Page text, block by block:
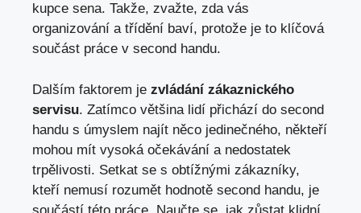
kupce sena. Takže, zvažte, zda vás
organizování a třídění baví, protože je to klíčová
součást práce v second handu.
Dalším faktorem je zvládání zákaznického
servisu. Zatímco většina lidí přichází do second
handu s úmyslem najít něco jedinečného, někteří
mohou mít vysoká očekávání a nedostatek
trpělivosti. Setkat se s obtížnými zákazníky,
kteří nemusí rozumět hodnotě second handu, je
součástí této práce. Naučte se, jak zůstat klidní